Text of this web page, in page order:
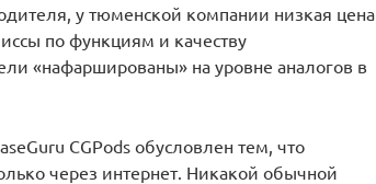
у тюменской компании низкая цена
по функциям и качеству
«нафаршированы» на уровне аналогов в
CGPods обусловлен тем, что
через интернет. Никакой обычной